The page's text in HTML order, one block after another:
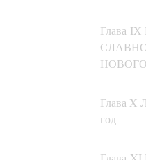
Глава
НОВОГО
Глава
год